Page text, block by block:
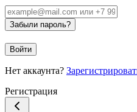
Забыли пароль?
Войти
Нет аккаунта?
Регистрация